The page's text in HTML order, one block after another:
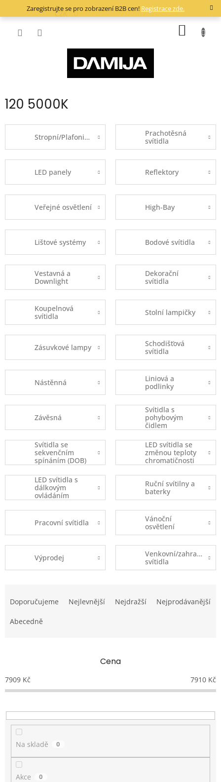
Zaregistrujte se pro zobrazení B2B cen! Registrace zde.
CZK
120 5000K
Stropní/Plafoniery
Prachotěsná
svítidla
LED panely Reflektory
Veřejné osvětlení High-Bay
Lištové systémy Bodové svítidla
Vestavná a
Downlight
Dekorační
svítidla
Koupelnová
svítidla
Stolní lampičky
Zásuvkové lampy
Schodišťová
svítidla
Nástěnná
Liniová a
podlinky
Závěsná
Svítidla s
pohybovým
čidlem
Svítidla se
sekvenčním
spínáním (DOB)
LED svítidla se
změnou teploty
chromatičnosti
LED svítidla s
dálkovým
ovládáním
Ruční svítilny a
baterky
Pracovní svítidla
Vánoční
osvětlení
Výprodej
Venkovní/zahradní
svítidla
a
e
o
d
k
t
Doporučujeme Nejlevnější Nejdražší Nejprodávanější
Abecedně
Cena
7909 Kč 7910 Kč
Na skladě 0
Akce 0